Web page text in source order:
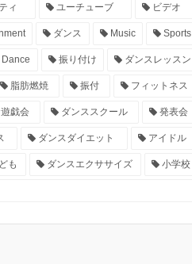
ィ ユーチューブ ビデオ
ダンス Music Sports
Dance 振り付け ダンスレッスン
脂肪燃焼 振付 フィットネス
戯会 ダンススクール 発表会
ダンスダイエット アイドル
も ダンスエクササイズ 小学校